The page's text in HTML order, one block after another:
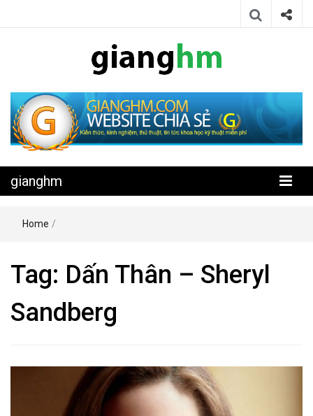
gianghm
kỹ thuật miễn phí
gianghm
Home /
Tag: Dấn Thân – Sheryl
Sandberg